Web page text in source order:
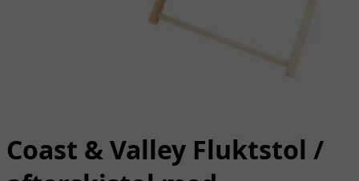
Coast & Valley Fluktstol /